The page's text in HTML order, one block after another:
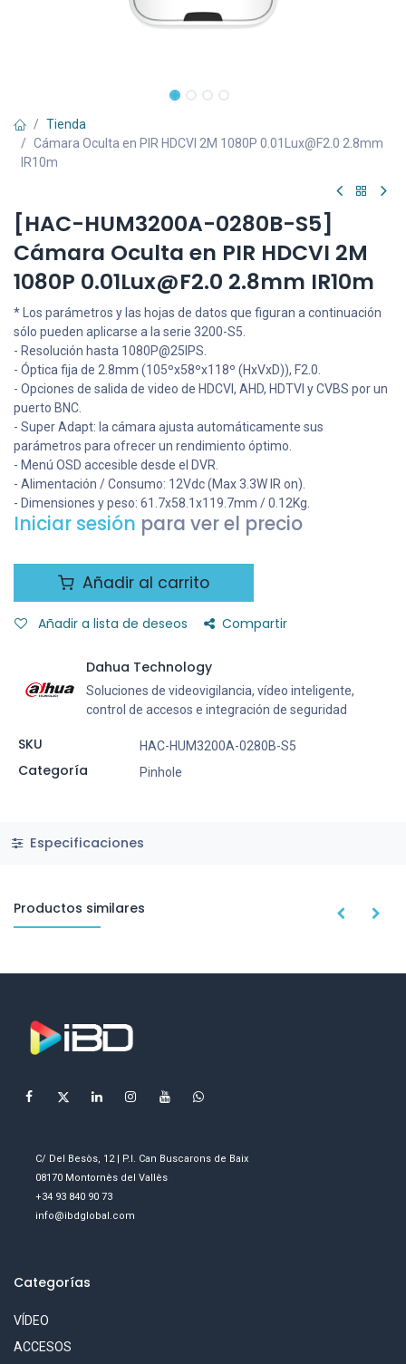
Tienda
Cámara Oculta en PIR HDCVI 2M 1080P 0.01Lux@F2.0 2.8mm
IR10m
[HAC-HUM3200A-0280B-S5]
Cámara Oculta en PIR HDCVI 2M
1080P 0.01Lux@F2.0 2.8mm IR10m
* Los parámetros y las hojas de datos que figuran a continuación
sólo pueden aplicarse a la serie 3200-S5.
- Resolución hasta 1080P@25IPS.
- Óptica fija de 2.8mm (105ºx58ºx118º (HxVxD)), F2.0.
- Opciones de salida de video de HDCVI, AHD, HDTVI y CVBS por un
puerto BNC.
- Super Adapt: la cámara ajusta automáticamente sus
parámetros para ofrecer un rendimiento óptimo.
- Menú OSD accesible desde el DVR.
- Alimentación / Consumo: 12Vdc (Max 3.3W IR on).
- Dimensiones y peso: 61.7x58.1x119.7mm / 0.12Kg.
Iniciar sesión para ver el precio
Añadir al carrito
Añadir a lista de deseos Compartir
Dahua Technology
Soluciones de videovigilancia, vídeo inteligente,
control de accesos e integración de seguridad
SKU HAC-HUM3200A-0280B-S5
Categoría Pinhole
Especificaciones
Productos similares
C/ Del Besòs, 12 | P.I. Can Buscarons de Baix
08170 Montornès del Vallès
+34 93 840 90 73
info@ibdglobal.com
Categorías
VÍDEO
ACCESOS